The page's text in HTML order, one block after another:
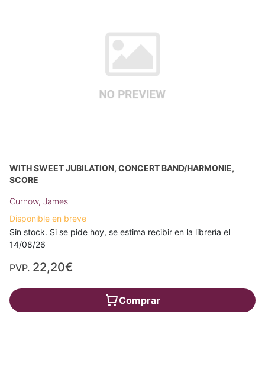
WITH SWEET JUBILATION, CONCERT BAND/HARMONIE,
SCORE
Curnow, James
Disponible en breve
Sin stock. Si se pide hoy, se estima recibir en la librería el
14/08/26
PVP. 22,20€
Comprar